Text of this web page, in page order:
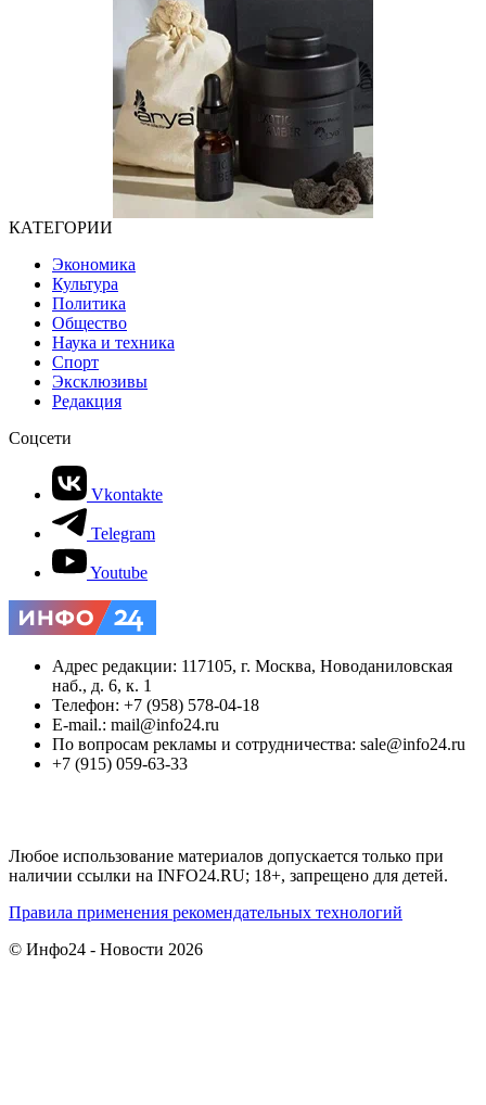
КАТЕГОРИИ
Экономика
Культура
Политика
Общество
Наука и техника
Спорт
Эксклюзивы
Редакция
Соцсети
Vkontakte
Telegram
Youtube
Адрес редакции: 117105, г. Москва, Новоданиловская
наб., д. 6, к. 1
Телефон: +7 (958) 578-04-18
E-mail.: mail@info24.ru
По вопросам рекламы и сотрудничества: sale@info24.ru
+7 (915) 059-63-33
Любое использование материалов допускается только при
наличии ссылки на INFO24.RU; 18+, запрещено для детей.
Правила применения рекомендательных технологий
© Инфо24 - Новости 2026